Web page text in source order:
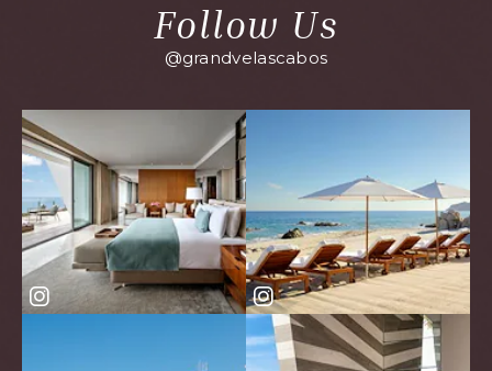
Follow Us
@grandvelascabos